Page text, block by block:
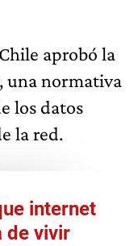
aprobó la
una normativa
los datos
la red.
internet
de vivir